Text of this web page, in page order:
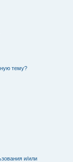
тему?
и/или